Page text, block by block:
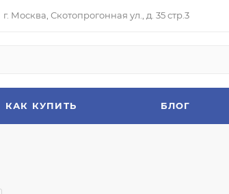
г. Москва, Скотопрогонная ул., д. 35 стр.3
КАК КУПИТЬ БЛОГ